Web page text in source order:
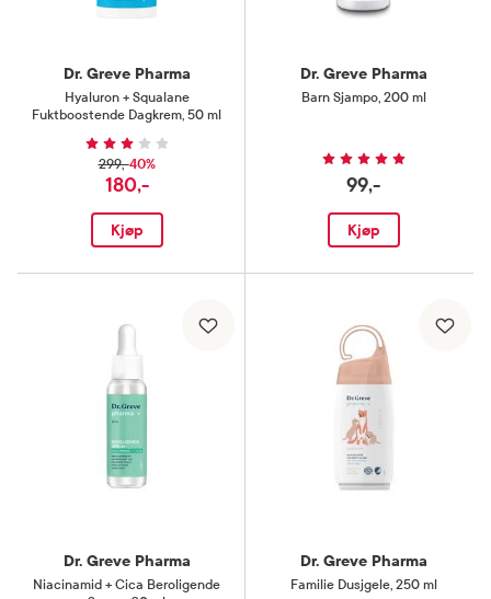
Dr. Greve Pharma
Hyaluron + Squalane
Fuktboostende Dagkrem, 50 ml
299,-40%
180,-
Kjøp
Dr. Greve Pharma
Barn Sjampo, 200 ml
99,-
Kjøp
Dr. Greve Pharma
Niacinamid + Cica Beroligende
Dr. Greve Pharma
Familie Dusjgele, 250 ml